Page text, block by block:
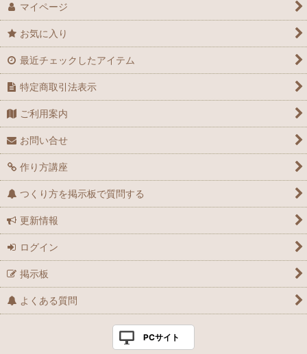
マイページ
お気に入り
最近チェックしたアイテム
特定商取引法表示
ご利用案内
お問い合せ
作り方講座
つくり方を掲示板で質問する
更新情報
ログイン
掲示板
よくある質問
PCサイト